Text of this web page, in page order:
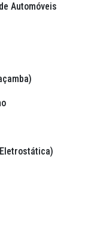
Automóveis